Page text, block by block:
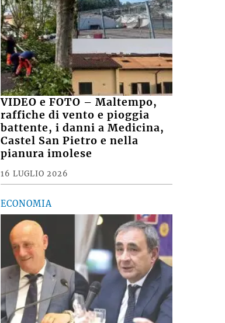
VIDEO e FOTO – Maltempo,
raffiche di vento e pioggia
battente, i danni a Medicina,
Castel San Pietro e nella
pianura imolese
16 LUGLIO 2026
ECONOMIA